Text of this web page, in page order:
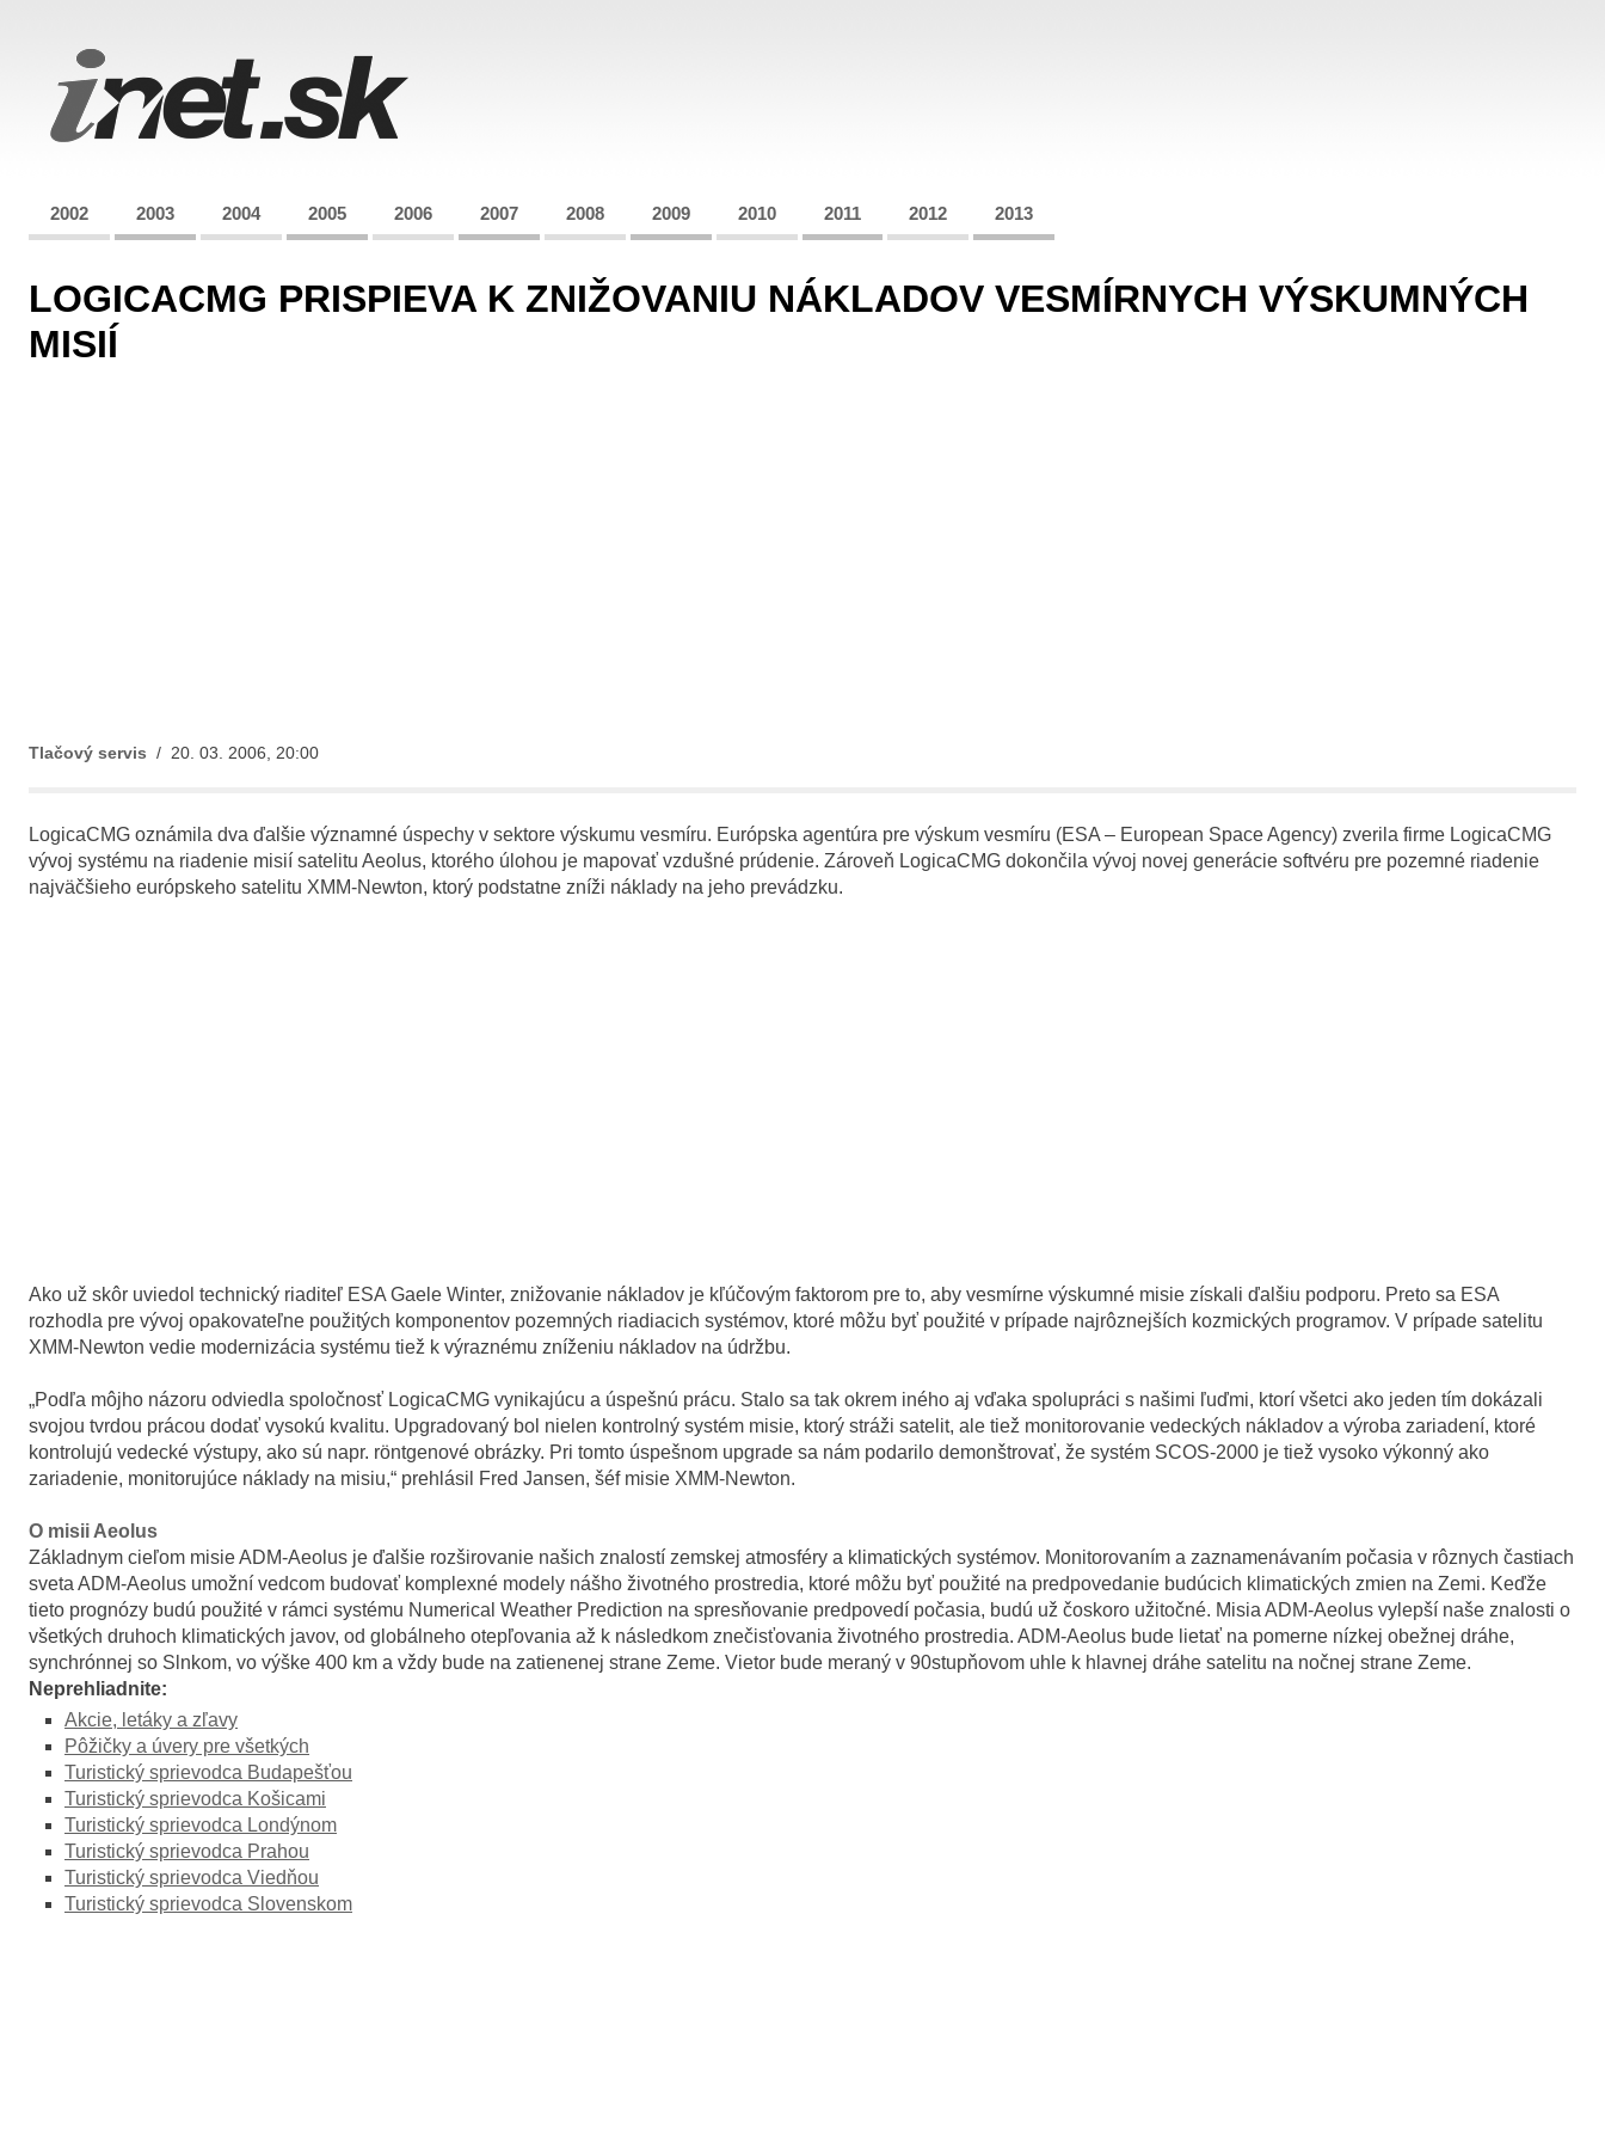
2002 2003 2004 2005 2006 2007 2008 2009 2010 2011 2012 2013
LOGICACMG PRISPIEVA K ZNIŽOVANIU NÁKLADOV VESMÍRNYCH VÝSKUMNÝCH
MISIÍ
Tlačový servis / 20. 03. 2006, 20:00
LogicaCMG oznámila dva ďalšie významné úspechy v sektore výskumu vesmíru. Európska agentúra pre výskum vesmíru (ESA – European Space Agency) zverila firme LogicaCMG
vývoj systému na riadenie misií satelitu Aeolus, ktorého úlohou je mapovať vzdušné prúdenie. Zároveň LogicaCMG dokončila vývoj novej generácie softvéru pre pozemné riadenie
najväčšieho európskeho satelitu XMM-Newton, ktorý podstatne zníži náklady na jeho prevádzku.
Ako už skôr uviedol technický riaditeľ ESA Gaele Winter, znižovanie nákladov je kľúčovým faktorom pre to, aby vesmírne výskumné misie získali ďalšiu podporu. Preto sa ESA
rozhodla pre vývoj opakovateľne použitých komponentov pozemných riadiacich systémov, ktoré môžu byť použité v prípade najrôznejších kozmických programov. V prípade satelitu
XMM-Newton vedie modernizácia systému tiež k výraznému zníženiu nákladov na údržbu.
„Podľa môjho názoru odviedla spoločnosť LogicaCMG vynikajúcu a úspešnú prácu. Stalo sa tak okrem iného aj vďaka spolupráci s našimi ľuďmi, ktorí všetci ako jeden tím dokázali
svojou tvrdou prácou dodať vysokú kvalitu. Upgradovaný bol nielen kontrolný systém misie, ktorý stráži satelit, ale tiež monitorovanie vedeckých nákladov a výroba zariadení, ktoré
kontrolujú vedecké výstupy, ako sú napr. röntgenové obrázky. Pri tomto úspešnom upgrade sa nám podarilo demonštrovať, že systém SCOS-2000 je tiež vysoko výkonný ako
zariadenie, monitorujúce náklady na misiu,“ prehlásil Fred Jansen, šéf misie XMM-Newton.
O misii Aeolus
Základnym cieľom misie ADM-Aeolus je ďalšie rozširovanie našich znalostí zemskej atmosféry a klimatických systémov. Monitorovaním a zaznamenávaním počasia v rôznych častiach
sveta ADM-Aeolus umožní vedcom budovať komplexné modely nášho životného prostredia, ktoré môžu byť použité na predpovedanie budúcich klimatických zmien na Zemi. Keďže
tieto prognózy budú použité v rámci systému Numerical Weather Prediction na spresňovanie predpovedí počasia, budú už čoskoro užitočné. Misia ADM-Aeolus vylepší naše znalosti o
všetkých druhoch klimatických javov, od globálneho otepľovania až k následkom znečisťovania životného prostredia. ADM-Aeolus bude lietať na pomerne nízkej obežnej dráhe,
synchrónnej so Slnkom, vo výške 400 km a vždy bude na zatienenej strane Zeme. Vietor bude meraný v 90stupňovom uhle k hlavnej dráhe satelitu na nočnej strane Zeme.
Neprehliadnite:
Akcie, letáky a zľavy
Pôžičky a úvery pre všetkých
Turistický sprievodca Budapešťou
Turistický sprievodca Košicami
Turistický sprievodca Londýnom
Turistický sprievodca Prahou
Turistický sprievodca Viedňou
Turistický sprievodca Slovenskom